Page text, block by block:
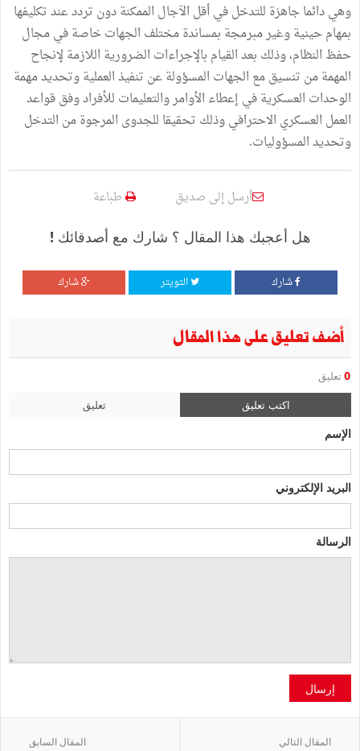
وهي دائما جاهزة للتدخل في أقل الآجال الممكنة دون تردد عند تكليفها
بمهام حينية وغير مبرمجة بمساندة مختلف الجهات خاصة في مجال
حفظ النظام، وذلك بعد القيام بالإجراءات الضرورية اللازمة لإنجاح
المهمة من تنسيق مع الجهات المسؤولة عن تنفيذ العملية وتحديد مهمة
الوحدات العسكرية في إعطاء الأوامر والتعليمات للأفراد وفق قواعد
العمل العسكري الاحترافي وذلك تحقيقا للجدوى المرجوة من التدخل
وتحديد المسؤوليات.
أرسل إلى صديق طباعة
هل أعجبك هذا المقال ؟ شارك مع أصدقائك !
شارك التويتر شارك
أضف تعليق على هذا المقال
0 تعليق
اكتب تعليق تعليق
الإسم
البريد الإلكتروني
الرسالة
إرسال
المقال السابق المقال التالي